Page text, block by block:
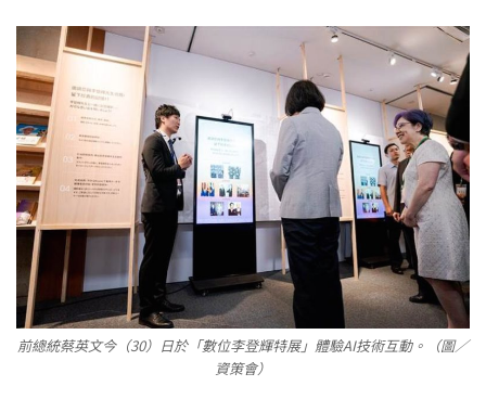
前總統蔡英文今（30）日於「數位李登輝特展」體驗AI技術互動。（圖／
資策會）